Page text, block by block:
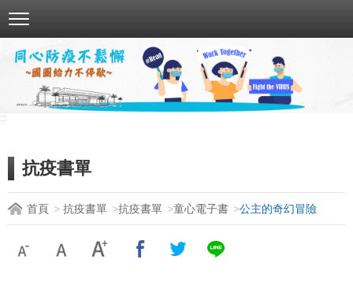
到
區
:::
抗疫書單
首頁 抗疫書單 抗疫書單 童心電子書 公主的奇幻冒險